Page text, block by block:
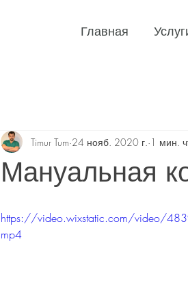
Главная
Мануальная
Timur Tum 24 нояб. 2020 г. 1 мин.
https://video.wixstatic.com/video/
mp4